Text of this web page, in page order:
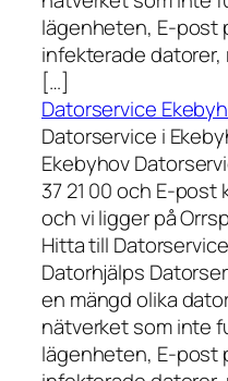
lägenheten, E-post
infekterade datorer,
[…]
Datorservice
Datorservice i
Ekebyhov
37 21 00 och E-
och vi ligger på
Hitta till
Datorhjälps
en mängd olika
nätverket som inte
lägenheten, E-post